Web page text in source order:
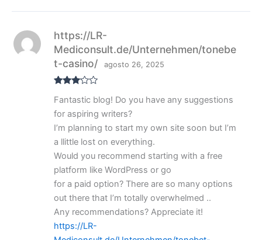
do con
3
https://LR-
Mediconsult.de/Unternehmen/tonebe
t-casino/
agosto 26, 2025
Fantastic blog! Do you have any suggestions
for aspiring writers?
I’m planning to start my own site soon but I’m
a llittle lost on everything.
Would you recommend starting with a free
platform like WordPress or go
for a paid option? There are so many options
out there that I’m totally overwhelmed ..
Any recommendations? Appreciate it!
https://LR-